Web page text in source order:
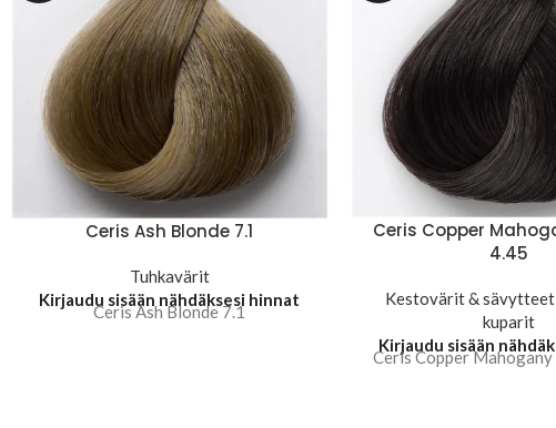
Ceris Ash Blonde 7.1
Tuhkavärit
Kirjaudu sisään nähdäksesi hinnat
Ceris Ash Blonde 7.1
Ceris Copper
4.45
Kestovärit & sävytteet
kuparit
Kirjaudu sisään
Ceris Copper